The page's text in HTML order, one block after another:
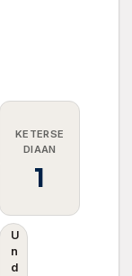
KETERSE
DIAAN
1
U
n
d